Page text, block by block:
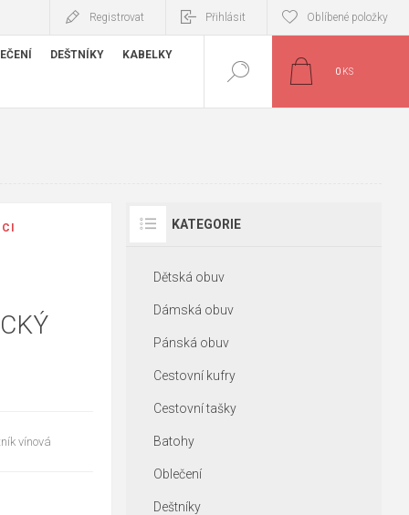
Registrovat Přihlásit Oblíbené položky
DEŠTNÍKY KABELKY
0 KS
vínová
KATEGORIE
Dětská obuv
Dámská obuv
Pánská obuv
Cestovní kufry
Cestovní tašky
Batohy
Oblečení
Deštníky